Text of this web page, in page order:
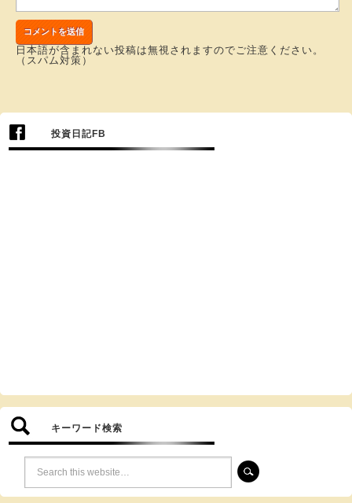
日本語が含まれない投稿は無視されますのでご注意ください。
（スパム対策）
投資日記FB
キーワード検索